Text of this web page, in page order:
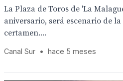
La Plaza de Toros de 'La
aniversario, será escenario de
certamen....
Canal Sur • hace 5 meses